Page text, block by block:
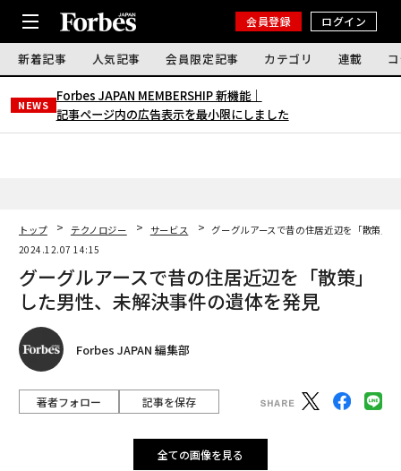
会員登録 ログイン
新着記事 人気記事 会員限定記事 カテゴリ 連載
NEWS
Forbes JAPAN MEMBERSHIP 新機能｜
記事ページ内の広告表示を最小限にしました
トップ テクノロジー サービス
グーグルアースで昔の住居近辺を「散策」
2024.12.07 14:15
グーグルアースで昔の住居近辺を「散策」
した男性、未解決事件の遺体を発見
Forbes JAPAN 編集部
著者フォロー 記事を保存
全ての画像を見る